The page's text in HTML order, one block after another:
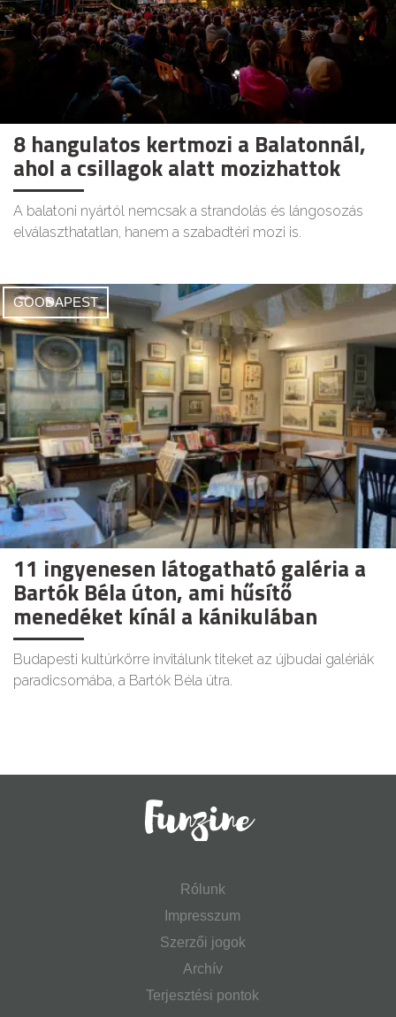
8 hangulatos kertmozi a Balatonnál,
ahol a csillagok alatt mozizhattok
A balatoni nyártól nemcsak a strandolás és lángosozás
elválaszthatatlan, hanem a szabadtéri mozi is.
GOODAPEST
11 ingyenesen látogatható galéria a
Bartók Béla úton, ami hűsítő
menedéket kínál a kánikulában
Budapesti kultúrkörre invitálunk titeket az újbudai galériák
paradicsomába, a Bartók Béla útra.
Rólunk
Impresszum
Szerzői jogok
Archív
Terjesztési pontok